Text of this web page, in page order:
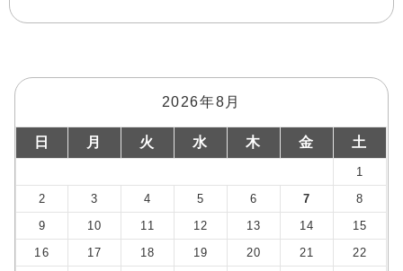
2026年8月
日 月 火 水 木 金 土
1
2
3 4 5 6 7
8
9
10 11 12 13 14
15
16
17 18 19 20 21
22